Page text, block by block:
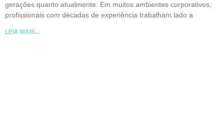
gerações quanto atualmente. Em muitos ambientes corporativos,
profissionais com décadas de experiência trabalham lado a
LEIA MAIS...